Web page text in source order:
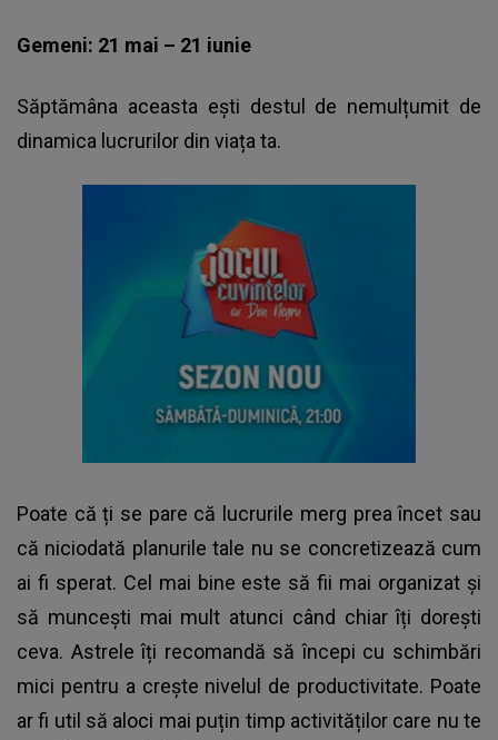
Gemeni: 21 mai – 21 iunie
Săptămâna aceasta ești destul de nemulțumit de
dinamica lucrurilor din viața ta.
Poate că ți se pare că lucrurile merg prea încet sau
că niciodată planurile tale nu se concretizează cum
ai fi sperat. Cel mai bine este să fii mai organizat și
să muncești mai mult atunci când chiar îți dorești
ceva. Astrele îți recomandă să începi cu schimbări
mici pentru a crește nivelul de productivitate. Poate
ar fi util să aloci mai puțin timp activităților care nu te